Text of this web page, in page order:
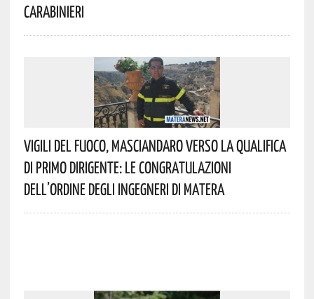
Carabinieri
Vigili Del Fuoco, Masciandaro Verso La Qualifica
Di Primo Dirigente: Le Congratulazioni
Dell’Ordine Degli Ingegneri Di Matera